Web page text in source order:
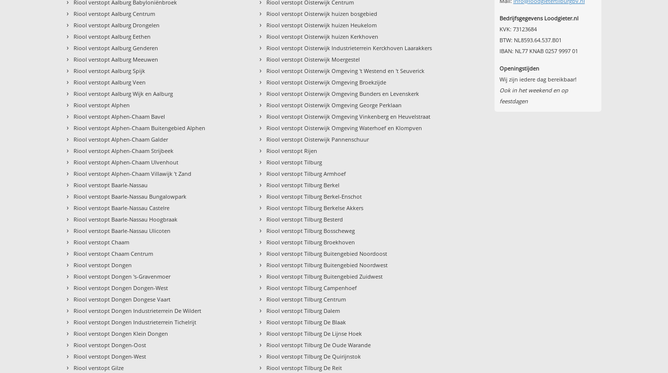
Riool verstopt Aalburg Babyloniënbroek
› Riool verstopt Aalburg Centrum
› Riool verstopt Aalburg Drongelen
› Riool verstopt Aalburg Eethen
› Riool verstopt Aalburg Genderen
› Riool verstopt Aalburg Meeuwen
› Riool verstopt Aalburg Spijk
› Riool verstopt Aalburg Veen
› Riool verstopt Aalburg Wijk en Aalburg
› Riool verstopt Alphen
› Riool verstopt Alphen-Chaam Bavel
› Riool verstopt Alphen-Chaam Buitengebied Alphen
› Riool verstopt Alphen-Chaam Galder
› Riool verstopt Alphen-Chaam Strijbeek
› Riool verstopt Alphen-Chaam Ulvenhout
› Riool verstopt Alphen-Chaam Villawijk 't Zand
› Riool verstopt Baarle-Nassau
› Riool verstopt Baarle-Nassau Bungalowpark
› Riool verstopt Baarle-Nassau Castelre
› Riool verstopt Baarle-Nassau Hoogbraak
› Riool verstopt Baarle-Nassau Ulicoten
› Riool verstopt Chaam
› Riool verstopt Chaam Centrum
› Riool verstopt Dongen
› Riool verstopt Dongen 's-Gravenmoer
› Riool verstopt Dongen Dongen-West
› Riool verstopt Dongen Dongese Vaart
› Riool verstopt Dongen Industrieterrein De Wildert
› Riool verstopt Dongen Industrieterrein Tichelrijt
› Riool verstopt Dongen Klein Dongen
› Riool verstopt Dongen-Oost
› Riool verstopt Dongen-West
› Riool verstopt Gilze
Riool verstopt Oisterwijk Centrum
› Riool verstopt Oisterwijk huizen bosgebied
› Riool verstopt Oisterwijk huizen Heukelom
› Riool verstopt Oisterwijk huizen Kerkhoven
› Riool verstopt Oisterwijk Industrieterrein Kerckhoven Laarakkers
› Riool verstopt Oisterwijk Moergestel
› Riool verstopt Oisterwijk Omgeving 't Westend en 't Seuverick
› Riool verstopt Oisterwijk Omgeving Broekzijde
› Riool verstopt Oisterwijk Omgeving Bunders en Levenskerk
› Riool verstopt Oisterwijk Omgeving George Perklaan
› Riool verstopt Oisterwijk Omgeving Vinkenberg en Heuvelstraat
› Riool verstopt Oisterwijk Omgeving Waterhoef en Klompven
› Riool verstopt Oisterwijk Pannenschuur
› Riool verstopt Rijen
› Riool verstopt Tilburg
› Riool verstopt Tilburg Armhoef
› Riool verstopt Tilburg Berkel
› Riool verstopt Tilburg Berkel-Enschot
› Riool verstopt Tilburg Berkelse Akkers
› Riool verstopt Tilburg Besterd
› Riool verstopt Tilburg Bosscheweg
› Riool verstopt Tilburg Broekhoven
› Riool verstopt Tilburg Buitengebied Noordoost
› Riool verstopt Tilburg Buitengebied Noordwest
› Riool verstopt Tilburg Buitengebied Zuidwest
› Riool verstopt Tilburg Campenhoef
› Riool verstopt Tilburg Centrum
› Riool verstopt Tilburg Dalem
› Riool verstopt Tilburg De Blaak
› Riool verstopt Tilburg De Lijnse Hoek
› Riool verstopt Tilburg De Oude Warande
› Riool verstopt Tilburg De Quirijnstok
› Riool verstopt Tilburg De Reit
Bedrijfsgegevens Loodgieter.nl
KVK: 73123684
BTW: NL8593.64.537.B01
IBAN: NL77 KNAB 0257 9997 01
Openingstijden
Wij zijn iedere dag bereikbaar!
Ook in het weekend en op
feestdagen